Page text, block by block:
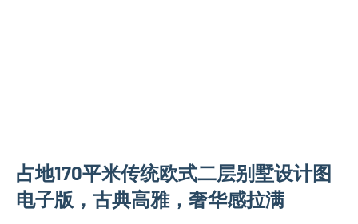
房
屋
米
别
墅
占地170平米传统欧式二层别墅设计图
电子版，古典高雅，奢华感拉满